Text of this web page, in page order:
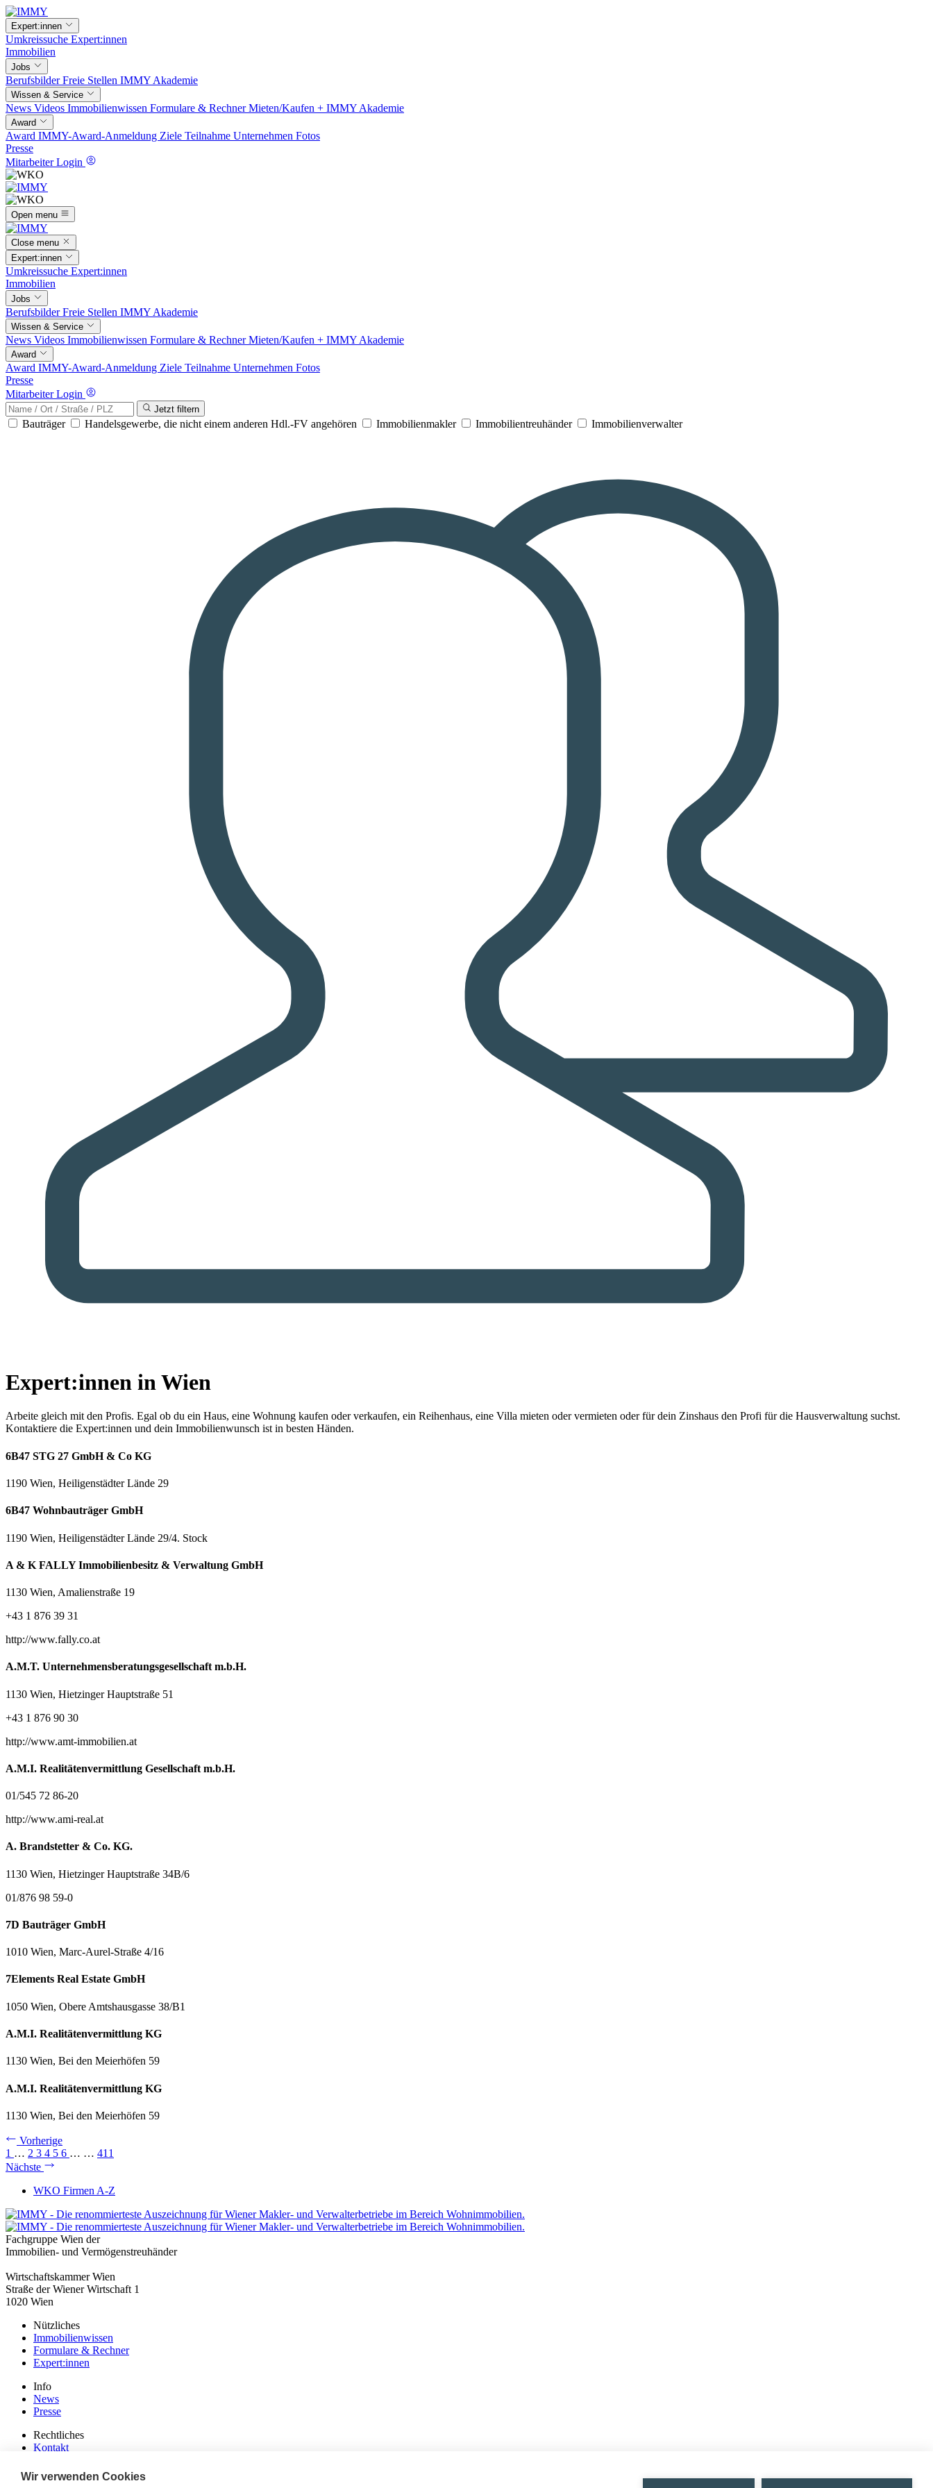
Expert:innen
Umkreissuche Expert:innen
Immobilien
Jobs
BerufsbilderFreie Stellen IMMY Akademie
Wissen & Service
News Videos Immobilienwissen Formulare & RechnerMieten/Kaufen + IMMY Akademie
Award
Award IMMY-Award-Anmeldung Ziele Teilnahme Unternehmen Fotos
Presse
Mitarbeiter Login
Open menu
Close menu
Expert:innen
Umkreissuche Expert:innen
Immobilien
Jobs
BerufsbilderFreie Stellen IMMY Akademie
Wissen & Service
News Videos Immobilienwissen Formulare & RechnerMieten/Kaufen + IMMY Akademie
Award
Award IMMY-Award-Anmeldung Ziele Teilnahme Unternehmen Fotos
Presse
Mitarbeiter Login
Jetzt filtern
Bauträger Handelsgewerbe, die nicht einem anderen Hdl.-FV angehören Immobilienmakler Immobilientreuhänder Immobilienverwalter
Expert:innen in Wien
Arbeite gleich mit den Profis. Egal ob du ein Haus, eine Wohnung kaufen oder verkaufen, ein Reihenhaus, eine Villa mieten oder vermieten oder für dein Zinshaus den Profi für die Hausverwaltung suchst.
Kontaktiere die Expert:innen und dein Immobilienwunsch ist in besten Händen.
6B47 STG 27 GmbH & Co KG
1190 Wien, Heiligenstädter Lände 29
6B47 Wohnbauträger GmbH
1190 Wien, Heiligenstädter Lände 29/4. Stock
A & K FALLY Immobilienbesitz & Verwaltung GmbH
1130 Wien, Amalienstraße 19
+43 1 876 39 31
http://www.fally.co.at
A.M.T. Unternehmensberatungsgesellschaft m.b.H.
1130 Wien, Hietzinger Hauptstraße 51
+43 1 876 90 30
http://www.amt-immobilien.at
A.M.I. Realitätenvermittlung Gesellschaft m.b.H.
01/545 72 86-20
http://www.ami-real.at
A. Brandstetter & Co. KG.
1130 Wien, Hietzinger Hauptstraße 34B/6
01/876 98 59-0
7D Bauträger GmbH
1010 Wien, Marc-Aurel-Straße 4/16
7Elements Real Estate GmbH
1050 Wien, Obere Amtshausgasse 38/B1
A.M.I. Realitätenvermittlung KG
1130 Wien, Bei den Meierhöfen 59
A.M.I. Realitätenvermittlung KG
1130 Wien, Bei den Meierhöfen 59
Vorherige
1 … 2 3 4 5 6 … … 411
Nächste
WKO Firmen A-Z
Fachgruppe Wien der
Immobilien- und Vermögenstreuhänder
Wirtschaftskammer Wien
Straße der Wiener Wirtschaft 1
1020 Wien
Nützliches
Immobilienwissen
Formulare & Rechner
Expert:innen
Info
News
Presse
Rechtliches
Kontakt
Datenschutz
Wir verwenden Cookies